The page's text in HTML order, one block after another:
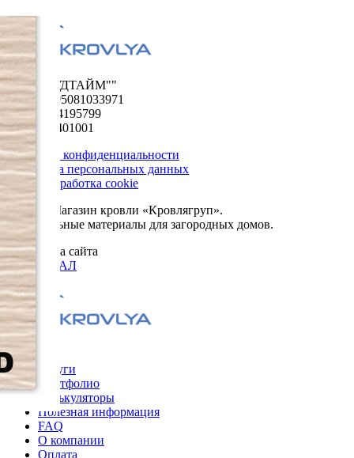
ООО "ФУДТАЙМ""
ОГРН 1195081033971
ИНН 5024195799
КПП 502401001
Политика конфиденциальности
Обработка персональных данных
Сбор и обработка cookie
© 2026. Магазин кровли «Кровлягруп».
Строительные материалы для загородных домов.
Разработка сайта
ОРИГИНАЛ
Меню
Услуги
Портфолио
Калькуляторы
Полезная информация
FAQ
О компании
Оплата